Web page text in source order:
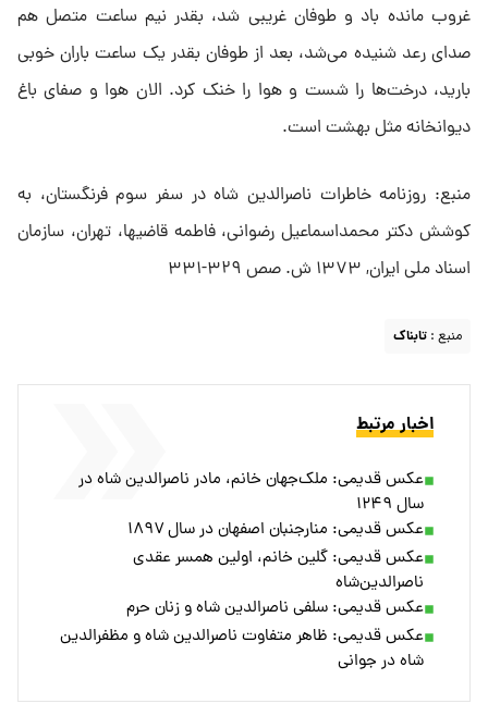
غروب مانده باد و طوفان غریبی شد، بقدر نیم ساعت متصل هم
صدای رعد شنیده می‌شد، بعد از طوفان بقدر یک ساعت باران خوبی
بارید، درخت‌ها را شست و هوا را خنک کرد. الان هوا و صفای باغ
دیوانخانه مثل بهشت است.
منبع: روزنامه خاطرات ناصرالدین شاه در سفر سوم فرنگستان، به
کوشش دکتر محمداسماعیل رضوانی، فاطمه قاضیها، تهران، سازمان
اسناد ملی ایران, ۱۳۷۳ ش. صص ۳۲۹-۳۳۱
منبع : تابناک
اخبار مرتبط
عکس قدیمی: ملک‌جهان خانم، مادر ناصرالدین شاه در
سال ۱۲۴۹
عکس قدیمی: منارجنبان اصفهان در سال ۱۸۹۷
عکس قدیمی: گلین خانم، اولین همسر عقدی
ناصرالدین‌شاه
عکس قدیمی: سلفی ناصرالدین شاه و زنان حرم
عکس قدیمی: ظاهر متفاوت ناصرالدین شاه و مظفرالدین
شاه در جوانی